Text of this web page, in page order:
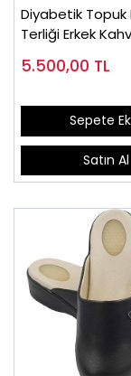
Diyabetik Topuk
Terliği Erkek
5.500,00 TL
Sepete
Satın Al